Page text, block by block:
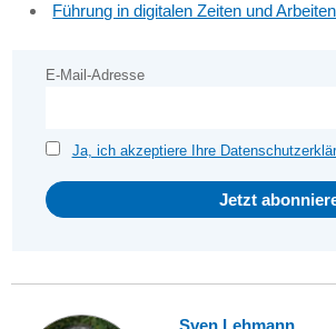
Führung in digitalen Zeiten und
E-Mail-Adresse
Ja, ich akzeptiere Ihre